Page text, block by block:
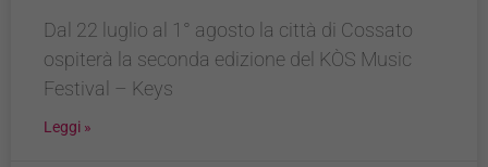
Dal 22 luglio al 1° agosto la città di Cossato
ospiterà la seconda edizione del KÒS Music
Festival – Keys
Leggi »